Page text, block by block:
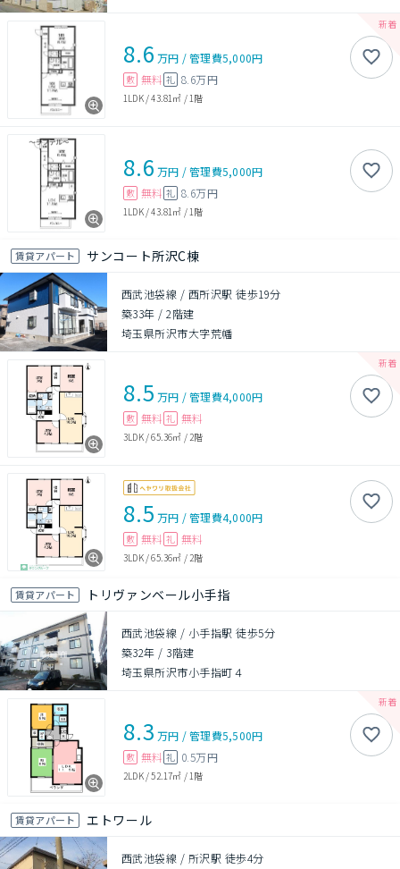
8.6 万円 /管理費5,000円
敷 無料 礼 8.6万円
1LDK/43.81㎡ / 1階
8.6 万円 /管理費5,000円
敷 無料 礼 8.6万円
1LDK/43.81㎡ / 1階
賃貸アパート サンコート所沢C棟
西武池袋線 / 西所沢駅 徒歩19分
築33年 /2階建
埼玉県所沢市大字荒幡
8.5 万円 /管理費4,000円
敷 無料 礼 無料
3LDK/65.36㎡ / 2階
8.5 万円 /管理費4,000円
敷 無料 礼 無料
3LDK/65.36㎡ /2階
賃貸アパート トリヴァンベール小手指
西武池袋線 / 小手指駅 徒歩5分
築32年 / 3階建
埼玉県所沢市小手指町４
8.3 万円 /管理費5,500円
敷 無料 礼 0.5万円
2LDK/52.17㎡ / 1階
賃貸アパート エトワール
西武池袋線 / 所沢駅 徒歩4分